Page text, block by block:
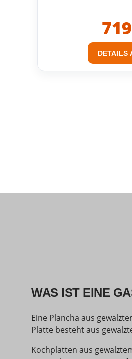
DETAILS
WAS IST EINE
Eine Plancha aus
Platte besteht aus
Kochplatten aus